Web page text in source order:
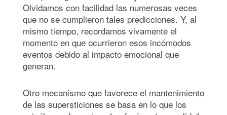
Olvidamos con facilidad las numerosas veces
que no se cumplieron tales predicciones. Y, al
mismo tiempo, recordamos vivamente el
momento en que ocurrieron esos incómodos
eventos debido al impacto emocional que
generan.
Otro mecanismo que favorece el mantenimiento
de las supersticiones se basa en lo que los